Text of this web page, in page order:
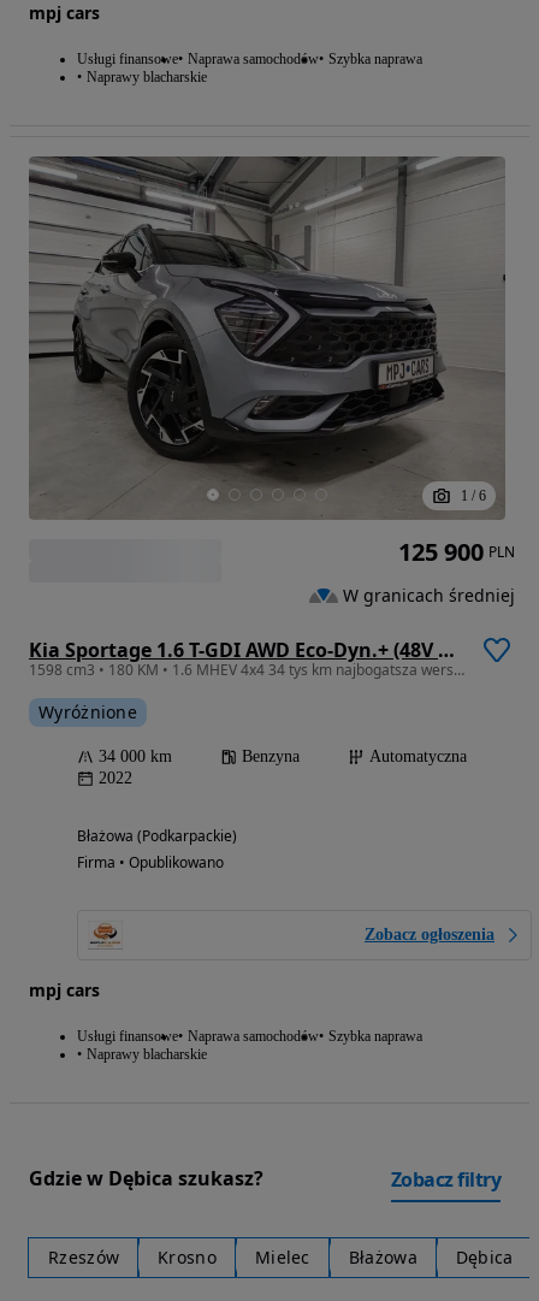
mpj cars
Usługi finansowe Naprawa samochodów Szybka naprawa
Naprawy blacharskie
1 / 6
Kia Sportage 1.6 T-GDI AWD Eco-Dyn.+ (48V M-H) DCT GT-Line
1598 cm3 • 180 KM • 1.6 MHEV 4x4 34 tys km najbogatsza wersja stan salonowy
Wyróżnione
34 000 km Benzyna
Automatyczna
2022
Błażowa (Podkarpackie)
Firma • Opublikowano
Zobacz ogłoszenia
mpj cars
Usługi finansowe Naprawa samochodów Szybka naprawa
Naprawy blacharskie
125 900 PLN
W granicach średniej
Gdzie w Dębica szukasz? Zobacz filtry
Rzeszów Krosno Mielec Błażowa Dębica